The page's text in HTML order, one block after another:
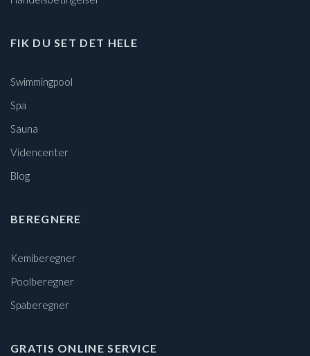
FIK DU SET DET HELE
Swimmingpool
Spa
Sauna
Videncenter
Blog
BEREGNERE
Kemiberegner
Poolberegner
Spaberegner
GRATIS ONLINE SERVICE